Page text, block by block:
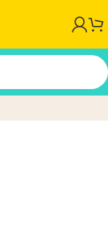
Bolsa De 1 kg